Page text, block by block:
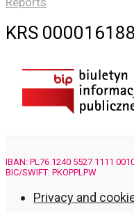
KRS
IBAN: PL76 1240 5527 1111
BIC/SWIFT: PKOPPLPW
Privacy and